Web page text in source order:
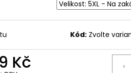
Kód: Zvolte
Kč